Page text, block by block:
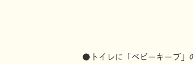
●トイレに「ベビーキープ」